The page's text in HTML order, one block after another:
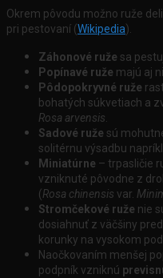
Okrem pôvodu možno ruže
pri pestovaní (Wikipedia).
Záhonové ruže sa
Popínavé ruže majú aj
Pôdopokryvné ruže
bohatých súkvetiach a
Rosa arvensis.
Sadové ruže sú
solitérnu výsadbu
M iniatúrne – trpasličie
vzniknuté pôvodne z
(Rosa chinensis var.
Stromčekové ruže nie
dosiahnuť z väčšiny
korunky na vysokom
Naočkovaním menšej
podpník vzniknú